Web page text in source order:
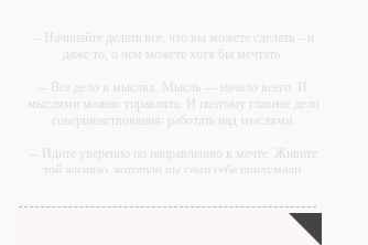
-- Начинайте делать все, что вы можете сделать – и
даже то, о чем можете хотя бы мечтать.
-- Все дело в мыслях. Мысль — начало всего. И
мыслями можно управлять. И поэтому главное дело
совершенствования: работать над мыслями.
-- Идите уверенно по направлению к мечте. Живите
той жизнью, которую вы сами себе придумали.
-- Самое большое богатство — это ум. Самая
большая нищета — глупость. Из всех страхов самый